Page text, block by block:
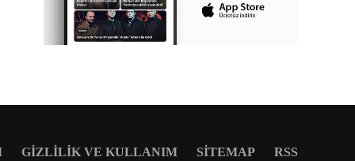
GIZLILIK VE KULLANIM SITEMAP RSS